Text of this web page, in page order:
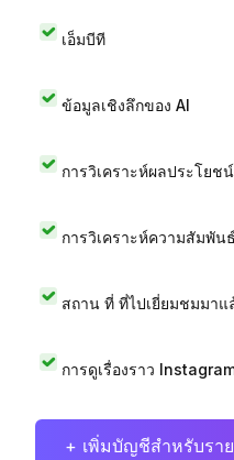
เอ็มบีที
ข้อมูลเชิงลึกของ AI
การวิเคราะห์ผลประโยช
การวิเคราะห์ความสัมพันธ์
สถาน ที่ ที่ไปเยี่ยมชมมาแ
การดูเรื่องราว
+ เพิ่มบัญชีสำหรับรา